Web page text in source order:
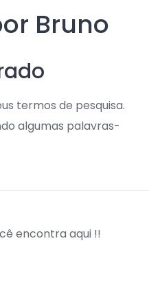
Bruno
termos de pesquisa.
algumas palavras-
encontra aqui !!